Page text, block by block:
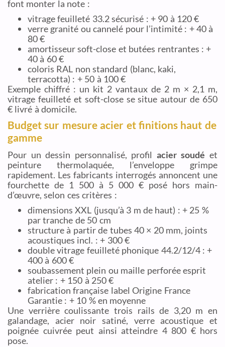
font monter la note :
vitrage feuilleté 33.2 sécurisé : + 90 à 120 €
verre granité ou cannelé pour l’intimité : + 40 à
80 €
amortisseur soft-close et butées rentrantes : +
40 à 60 €
coloris RAL non standard (blanc, kaki,
terracotta) : + 50 à 100 €
Exemple chiffré : un kit 2 vantaux de 2 m × 2,1 m,
vitrage feuilleté et soft-close se situe autour de 650
€ livré à domicile.
Budget sur mesure acier et finitions haut de
gamme
Pour un dessin personnalisé, profil acier soudé et
peinture thermolaquée, l’enveloppe grimpe
rapidement. Les fabricants interrogés annoncent une
fourchette de 1 500 à 5 000 € posé hors main-
d’œuvre, selon ces critères :
dimensions XXL (jusqu’à 3 m de haut) : + 25 %
par tranche de 50 cm
structure à partir de tubes 40 × 20 mm, joints
acoustiques incl. : + 300 €
double vitrage feuilleté phonique 44.2/12/4 : +
400 à 600 €
soubassement plein ou maille perforée esprit
atelier : + 150 à 250 €
fabrication française label Origine France
Garantie : + 10 % en moyenne
Une verrière coulissante trois rails de 3,20 m en
galandage, acier noir satiné, verre acoustique et
poignée cuivrée peut ainsi atteindre 4 800 € hors
pose.